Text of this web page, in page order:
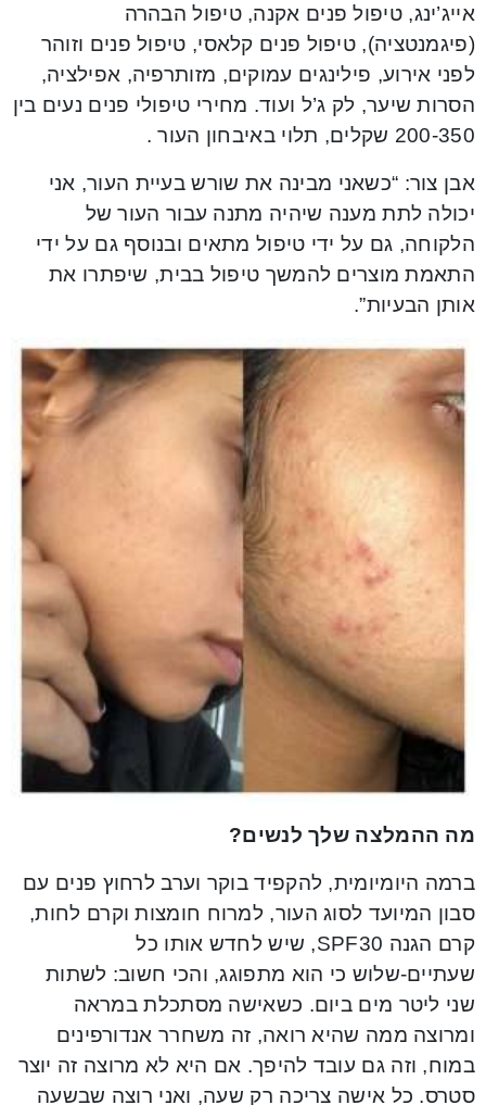
אייג’ינג, טיפול פנים אקנה, טיפול הבהרה
(פיגמנטציה), טיפול פנים קלאסי, טיפול פנים וזוהר
לפני אירוע, פילינגים עמוקים, מזותרפיה, אפילציה,
הסרות שיער, לק ג’ל ועוד. מחירי טיפולי פנים נעים בין
200-350 שקלים, תלוי באיבחון העור .
אבן צור: “כשאני מבינה את שורש בעיית העור, אני
יכולה לתת מענה שיהיה מתנה עבור העור של
הלקוחה, גם על ידי טיפול מתאים ובנוסף גם על ידי
התאמת מוצרים להמשך טיפול בבית, שיפתרו את
אותן הבעיות”.
מה ההמלצה שלך לנשים?
ברמה היומיומית, להקפיד בוקר וערב לרחוץ פנים עם
סבון המיועד לסוג העור, למרוח חומצות וקרם לחות,
קרם הגנה SPF30, שיש לחדש אותו כל
שעתיים-שלוש כי הוא מתפוגג, והכי חשוב: לשתות
שני ליטר מים ביום. כשאישה מסתכלת במראה
ומרוצה ממה שהיא רואה, זה משחרר אנדורפינים
במוח, וזה גם עובד להיפך. אם היא לא מרוצה זה יוצר
סטרס. כל אישה צריכה רק שעה, ואני רוצה שבשעה